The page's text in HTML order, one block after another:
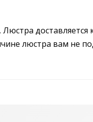
Люстра
люстра вам не